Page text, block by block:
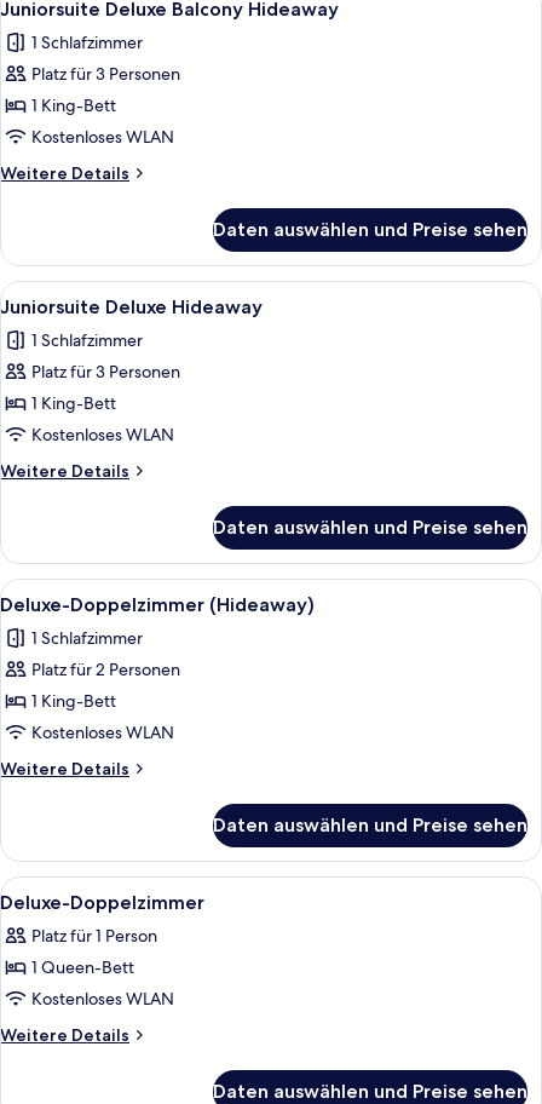
Fotos
für
Juniorsuite
Deluxe
Balcony
Hideaway
anzeigen
Juniorsuite Deluxe Balcony Hideaway
1 Schlafzimmer
Platz für 3 Personen
1 King-Bett
Kostenloses WLAN
Weitere Details
Weitere
Deluxe
Balcony
Hideaway
Daten auswählen und Preise sehen
Alle
Fotos
für
Juniorsuite
Deluxe
Hideaway
anzeigen
Ein Hotelzimmer mit einem Bett,
8
Juniorsuite Deluxe Hideaway
1 Schlafzimmer
Platz für 3 Personen
1 King-Bett
Kostenloses WLAN
Weitere Details
Weitere
Deluxe
Hideaway
Daten auswählen und Preise sehen
Alle
Fotos
für
Deluxe-
Doppelzimmer
(Hideaway)
anzeigen
Ein Hotelzimmer mit einem großen
5
Deluxe-Doppelzimmer (Hideaway)
1 Schlafzimmer
Platz für 2 Personen
1 King-Bett
Kostenloses WLAN
Weitere Details
Weitere
Doppelzimmer
(Hideaway)
Daten auswählen und Preise sehen
Alle
Fotos
für
Deluxe-
Doppelzimmer
anzeigen
Ein Hotelzimmer mit großem
7
Deluxe-Doppelzimmer
Platz für 1 Person
1 Queen-Bett
Kostenloses WLAN
Weitere Details
Weitere
Daten auswählen und Preise sehen